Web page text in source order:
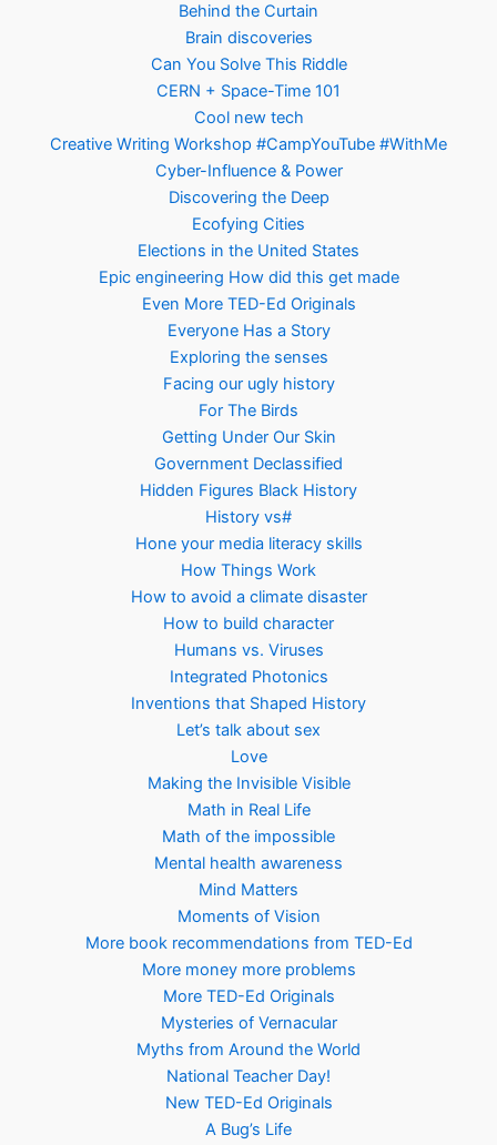
Behind the Curtain
Brain discoveries
Can You Solve This Riddle
CERN + Space-Time 101
Cool new tech
Creative Writing Workshop #CampYouTube #WithMe
Cyber-Influence & Power
Discovering the Deep
Ecofying Cities
Elections in the United States
Epic engineering How did this get made
Even More TED-Ed Originals
Everyone Has a Story
Exploring the senses
Facing our ugly history
For The Birds
Getting Under Our Skin
Government Declassified
Hidden Figures Black History
History vs#
Hone your media literacy skills
How Things Work
How to avoid a climate disaster
How to build character
Humans vs. Viruses
Integrated Photonics
Inventions that Shaped History
Let’s talk about sex
Love
Making the Invisible Visible
Math in Real Life
Math of the impossible
Mental health awareness
Mind Matters
Moments of Vision
More book recommendations from TED-Ed
More money more problems
More TED-Ed Originals
Mysteries of Vernacular
Myths from Around the World
National Teacher Day!
New TED-Ed Originals
A Bug’s Life